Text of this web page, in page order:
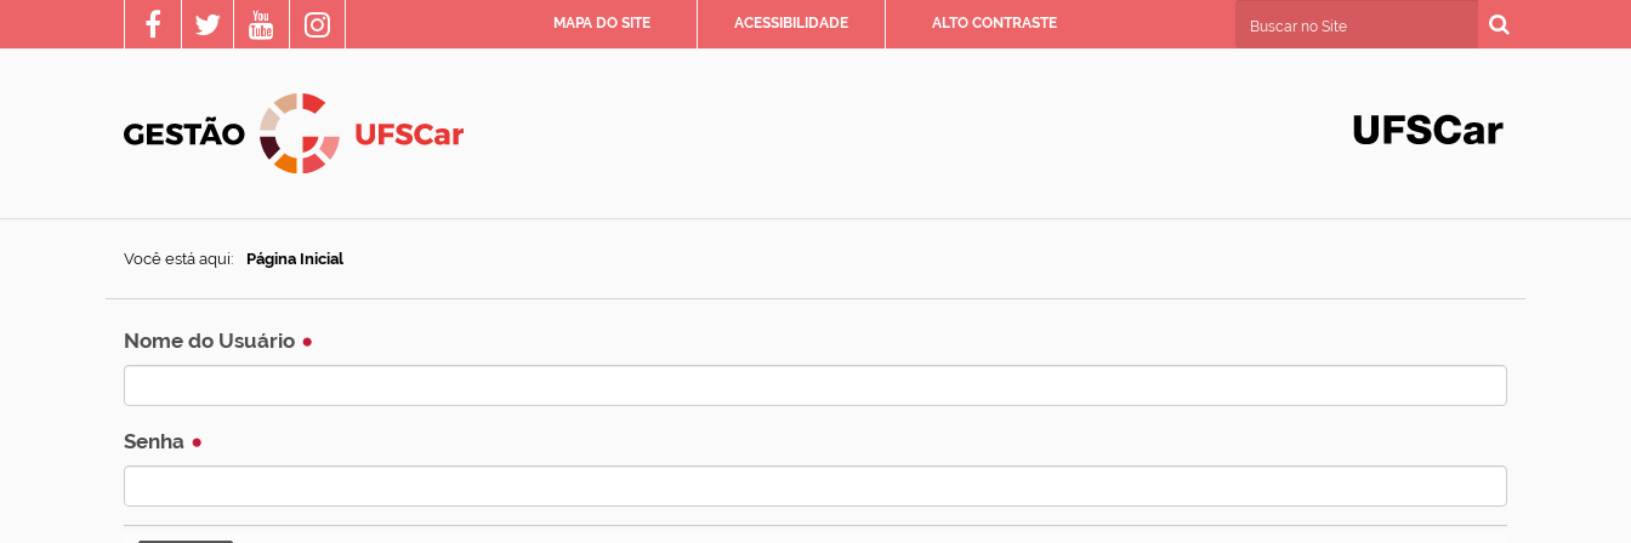
MAPA DO SITE ACESSIBILIDADE ALTO CONTRASTE Busca Avançada…
Você está aqui: Página Inicial
Nome do Usuário
Senha